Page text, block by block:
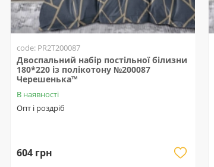
code: PR2T200087
Двоспальний набір постільної білизни
180*220 із полікотону №200087
Черешенька™
В наявності
Опт і роздріб
604 грн